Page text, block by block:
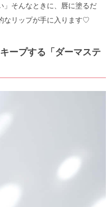
」そんなときに、唇に塗るだ
なリップが手に入ります♡
ープする「ダーマステ